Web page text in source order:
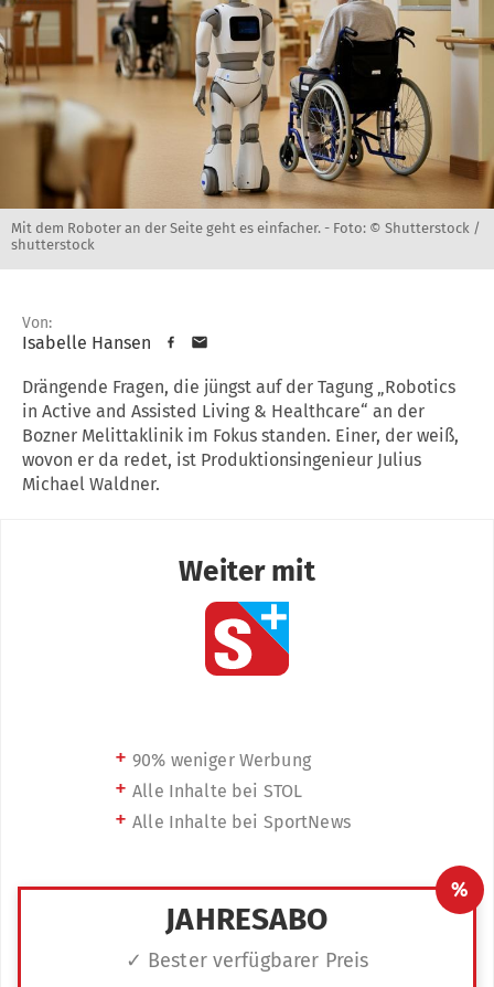
Mit dem Roboter an der Seite geht es einfacher. - Foto: © Shutterstock /
shutterstock
Von:
Isabelle Hansen
Drängende Fragen, die jüngst auf der Tagung „Robotics
in Active and Assisted Living & Healthcare“ an der
Bozner Melittaklinik im Fokus standen. Einer, der weiß,
wovon er da redet, ist Produktionsingenieur Julius
Michael Waldner.